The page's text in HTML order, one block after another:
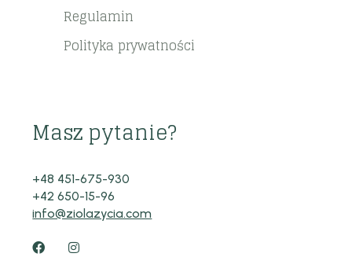
Regulamin
Polityka prywatności
Masz pytanie?
+48 451-675-930
+42 650-15-96
info@ziolazycia.com